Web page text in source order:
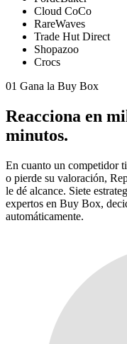
Cloud CoCo
RareWaves
Trade Hut Direct
Shopazoo
Crocs
01 Gana la Buy Box
Reacciona en
minutos.
En cuanto un competidor
o pierde su valoración,
le dé alcance. Siete
expertos en Buy Box,
automáticamente.